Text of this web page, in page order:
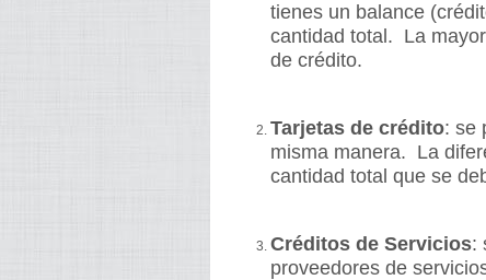
tienes un balance
cantidad total. La
de crédito.
Tarjetas de crédito: se
misma manera. La
cantidad total que se
Créditos de Servicios:
proveedores de